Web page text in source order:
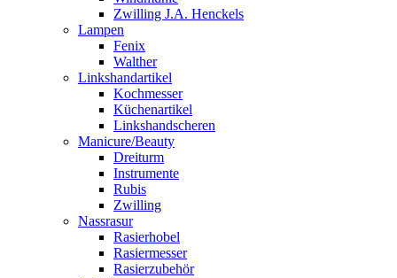
Zwilling J.A. Henckels
Lampen
Fenix
Walther
Linkshandartikel
Kochmesser
Küchenartikel
Linkshandscheren
Manicure/Beauty
Dreiturm
Instrumente
Rubis
Zwilling
Nassrasur
Rasierhobel
Rasiermesser
Rasierzubehör